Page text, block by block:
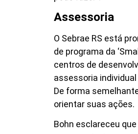
Assessoria
O Sebrae RS está
de programa da
centros de
assessoria
De forma
orientar suas ações.
Bohn esclareceu